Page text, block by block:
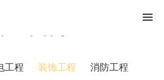
就博
工程 装饰工程 消防工程